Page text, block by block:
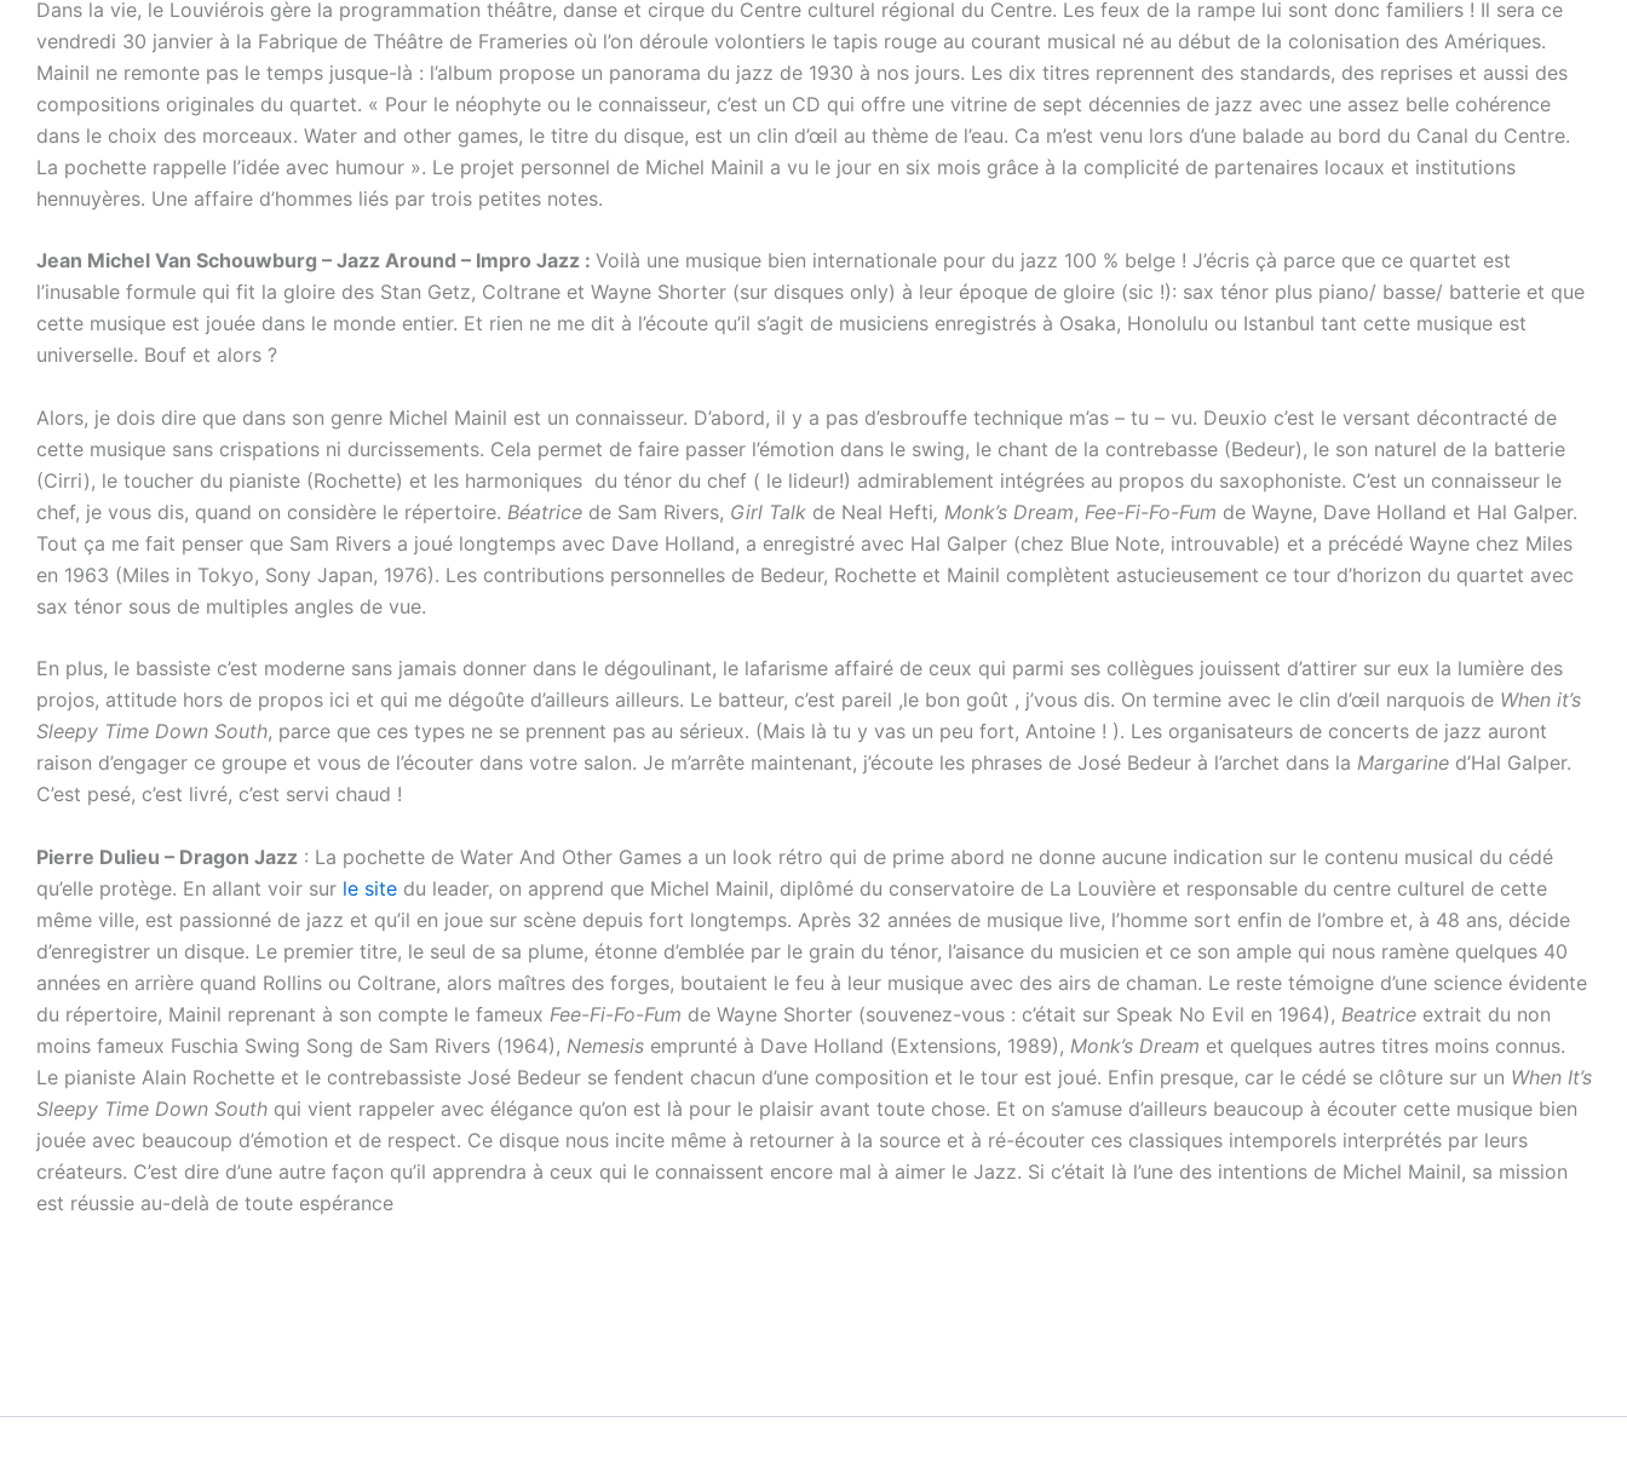
Dans la vie, le Louviérois gère la programmation théâtre, danse et cirque du Centre culturel régional du Centre. Les feux de la rampe lui sont donc familiers ! Il sera ce
vendredi 30 janvier à la Fabrique de Théâtre de Frameries où l’on déroule volontiers le tapis rouge au courant musical né au début de la colonisation des Amériques.
Mainil ne remonte pas le temps jusque-là : l’album propose un panorama du jazz de 1930 à nos jours. Les dix titres reprennent des standards, des reprises et aussi des
compositions originales du quartet. « Pour le néophyte ou le connaisseur, c’est un CD qui offre une vitrine de sept décennies de jazz avec une assez belle cohérence
dans le choix des morceaux. Water and other games, le titre du disque, est un clin d’œil au thème de l’eau. Ca m’est venu lors d’une balade au bord du Canal du Centre.
La pochette rappelle l’idée avec humour ». Le projet personnel de Michel Mainil a vu le jour en six mois grâce à la complicité de partenaires locaux et institutions
hennuyères. Une affaire d’hommes liés par trois petites notes.
Jean Michel Van Schouwburg – Jazz Around – Impro Jazz : Voilà une musique bien internationale pour du jazz 100 % belge ! J’écris çà parce que ce quartet est
l’inusable formule qui fit la gloire des Stan Getz, Coltrane et Wayne Shorter (sur disques only) à leur époque de gloire (sic !): sax ténor plus piano/ basse/ batterie et que
cette musique est jouée dans le monde entier. Et rien ne me dit à l’écoute qu’il s’agit de musiciens enregistrés à Osaka, Honolulu ou Istanbul tant cette musique est
universelle. Bouf et alors ?
Alors, je dois dire que dans son genre Michel Mainil est un connaisseur. D’abord, il y a pas d’esbrouffe technique m’as – tu – vu. Deuxio c’est le versant décontracté de
cette musique sans crispations ni durcissements. Cela permet de faire passer l’émotion dans le swing, le chant de la contrebasse (Bedeur), le son naturel de la batterie
(Cirri), le toucher du pianiste (Rochette) et les harmoniques du ténor du chef ( le lideur!) admirablement intégrées au propos du saxophoniste. C’est un connaisseur le
chef, je vous dis, quand on considère le répertoire. Béatricede Sam Rivers, Girl Talkde Neal Hefti, Monk’s Dream, Fee-Fi-Fo-Fum de Wayne, Dave Holland et Hal Galper.
Tout ça me fait penser que Sam Rivers a joué longtemps avec Dave Holland, a enregistré avec Hal Galper (chez Blue Note, introuvable) et a précédé Wayne chez Miles
en 1963 (Miles in Tokyo, Sony Japan, 1976). Les contributions personnelles de Bedeur, Rochette et Mainil complètent astucieusement ce tour d’horizon du quartet avec
sax ténor sous de multiples angles de vue.
En plus, le bassiste c’est moderne sans jamais donner dans le dégoulinant, le lafarisme affairé de ceux qui parmi ses collègues jouissent d’attirer sur eux la lumière des
projos, attitude hors de propos ici et qui me dégoûte d’ailleurs ailleurs. Le batteur, c’est pareil ,le bon goût , j’vous dis. On termine avec le clin d’œil narquois de When it’s
Sleepy Time Down South, parce que ces types ne se prennent pas au sérieux. (Mais là tu y vas un peu fort, Antoine ! ). Les organisateurs de concerts de jazz auront
raison d’engager ce groupe et vous de l’écouter dans votre salon. Je m’arrête maintenant, j’écoute les phrases de José Bedeur à l’archet dans la Margarined’Hal Galper.
C’est pesé, c’est livré, c’est servi chaud !
Pierre Dulieu – Dragon Jazz: La pochette de Water And Other Games a un look rétro qui de prime abord ne donne aucune indication sur le contenu musical du cédé
qu’elle protège. En allant voir sur le sitedu leader, on apprend que Michel Mainil, diplômé du conservatoire de La Louvière et responsable du centre culturel de cette
même ville, est passionné de jazz et qu’il en joue sur scène depuis fort longtemps. Après 32 années de musique live, l’homme sort enfin de l’ombre et, à 48 ans, décide
d’enregistrer un disque. Le premier titre, le seul de sa plume, étonne d’emblée par le grain du ténor, l’aisance du musicien et ce son ample qui nous ramène quelques 40
années en arrière quand Rollins ou Coltrane, alors maîtres des forges, boutaient le feu à leur musique avec des airs de chaman. Le reste témoigne d’une science évidente
du répertoire, Mainil reprenant à son compte le fameux Fee-Fi-Fo-Fum de Wayne Shorter (souvenez-vous : c’était sur Speak No Evil en 1964), Beatriceextrait du non
moins fameux Fuschia Swing Song de Sam Rivers (1964), Nemesisemprunté à Dave Holland (Extensions, 1989), Monk’s Dream et quelques autres titres moins connus.
Le pianiste Alain Rochette et le contrebassiste José Bedeur se fendent chacun d’une composition et le tour est joué. Enfin presque, car le cédé se clôture sur un When It’s
Sleepy Time Down Southqui vient rappeler avec élégance qu’on est là pour le plaisir avant toute chose. Et on s’amuse d’ailleurs beaucoup à écouter cette musique bien
jouée avec beaucoup d’émotion et de respect. Ce disque nous incite même à retourner à la source et à ré-écouter ces classiques intemporels interprétés par leurs
créateurs. C’est dire d’une autre façon qu’il apprendra à ceux qui le connaissent encore mal à aimer le Jazz. Si c’était là l’une des intentions de Michel Mainil, sa mission
est réussie au-delà de toute espérance